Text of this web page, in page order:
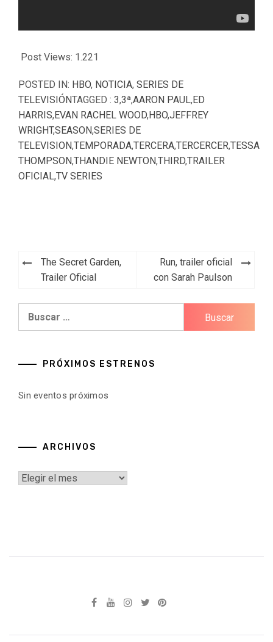
Post Views: 1.221
POSTED IN: HBO, NOTICIA, SERIES DE
TELEVISIÓNTAGGED : 3,3ª,AARON PAUL,ED
HARRIS,EVAN RACHEL WOOD,HBO,JEFFREY
WRIGHT,SEASON,SERIES DE
TELEVISION,TEMPORADA,TERCERA,TERCERCER,TESSA
THOMPSON,THANDIE NEWTON,THIRD,TRAILER
OFICIAL,TV SERIES
Navegación
entradas
The Secret Garden,
Trailer Oficial
Run, trailer oficial
con Sarah Paulson
PRÓXIMOS ESTRENOS
Sin eventos próximos
ARCHIVOS
Archivos